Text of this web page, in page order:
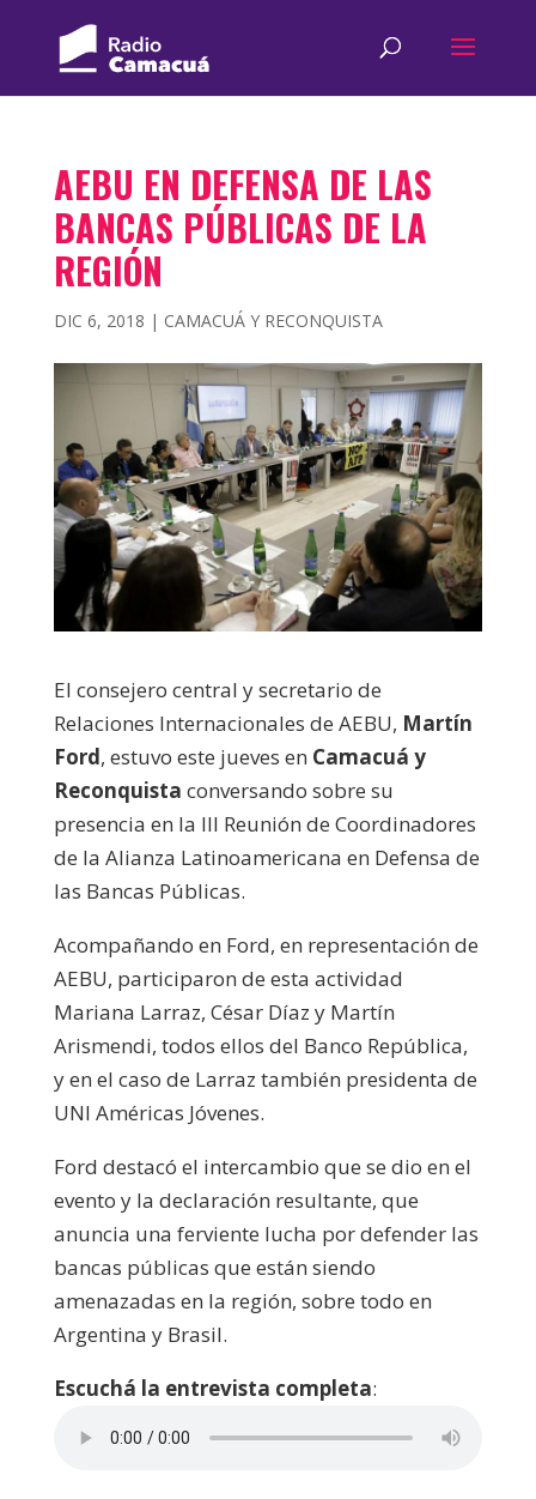
AEBU EN DEFENSA DE LAS
BANCAS PÚBLICAS DE LA
REGIÓN
DIC 6, 2018 | CAMACUÁ Y RECONQUISTA
El consejero central y secretario de
Relaciones Internacionales de AEBU, Martín
Ford, estuvo este jueves en Camacuá y
Reconquista conversando sobre su
presencia en la III Reunión de Coordinadores
de la Alianza Latinoamericana en Defensa de
las Bancas Públicas.
Acompañando en Ford, en representación de
AEBU, participaron de esta actividad
Mariana Larraz, César Díaz y Martín
Arismendi, todos ellos del Banco República,
y en el caso de Larraz también presidenta de
UNI Américas Jóvenes.
Ford destacó el intercambio que se dio en el
evento y la declaración resultante, que
anuncia una ferviente lucha por defender las
bancas públicas que están siendo
amenazadas en la región, sobre todo en
Argentina y Brasil.
Escuchá la entrevista completa: